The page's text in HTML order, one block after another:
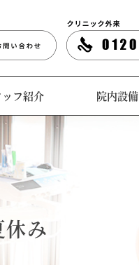
ッフ紹介 院内設備
休み